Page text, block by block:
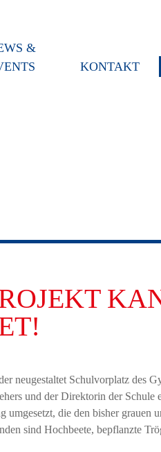
&
KONTAKT
neugestaltet Schulvorplatz des
und der Direktorin der
umgesetzt, die den bisher grauen
sind Hochbeete, bepflanzte